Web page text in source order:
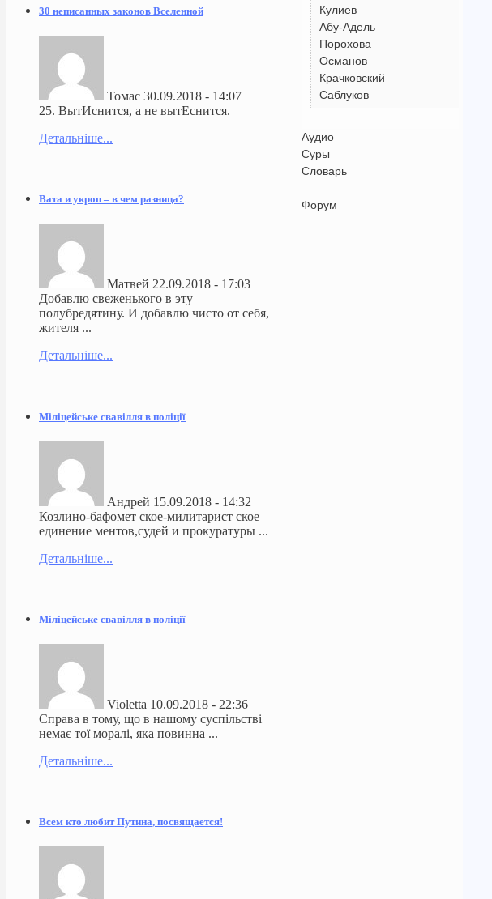
Кулиев
Абу-Адель
Порохова
Османов
Крачковский
Саблуков
Аудио
Суры
Словарь
Форум
30 неписанных законов Вселенной
Томас 30.09.2018 - 14:07
25. ВытИснится, а не вытЕснится.
Детальніше...
Вата и укроп – в чем разница?
Матвей 22.09.2018 - 17:03
Добавлю свеженького в эту
полубредятину. И добавлю чисто от себя,
жителя ...
Детальніше...
Міліцейське свавілля в поліції
Андрей 15.09.2018 - 14:32
Козлино-бафомет ское-милитарист ское
единение ментов,судей и прокуратуры ...
Детальніше...
Міліцейське свавілля в поліції
Violetta 10.09.2018 - 22:36
Справа в тому, що в нашому суспільстві
немає тої моралі, яка повинна ...
Детальніше...
Всем кто любит Путина, посвящается!